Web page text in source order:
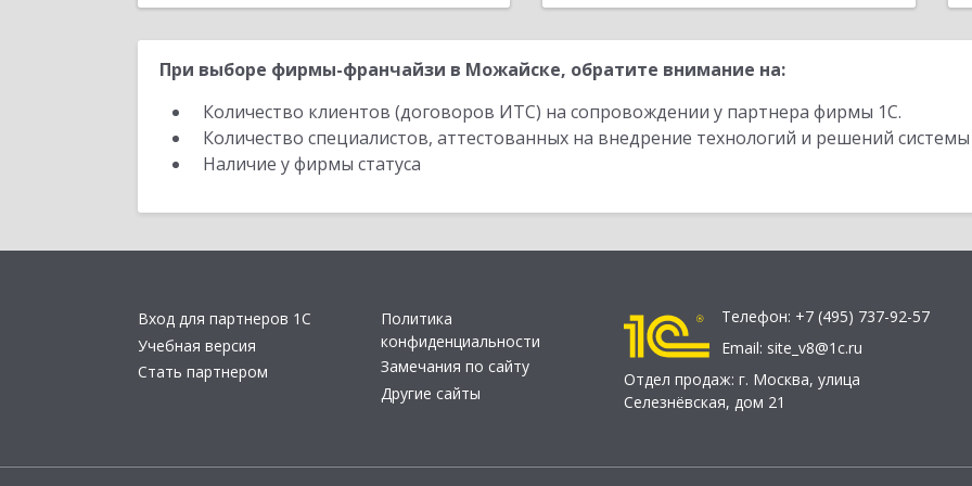
При выборе фирмы-франчайзи в Можайске, обратите внимание на:
Количество клиентов (договоров ИТС) на сопровождении у партнера фирмы 1С.
Количество специалистов, аттестованных на внедрение технологий и решений
Наличие у фирмы статуса
Вход для партнеров 1С
Учебная версия
Стать партнером
Политика
конфиденциальности
Замечания по сайту
Другие сайты
Телефон: +7 (495) 737-92-57
Email: site_v8@1c.ru
Отдел продаж: г. Москва, улица
Селезнёвская, дом 21